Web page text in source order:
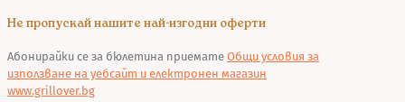
Не пропускай нашите най-изгодни оферти
Абонирайки се за бюлетина приемате Общи условия за
използване на уебсайт и електронен магазин
www.grillover.bg